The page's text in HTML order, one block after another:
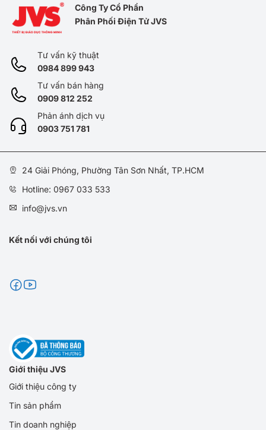
Công Ty Cổ Phần
Phân Phối Điện Tử JVS
Tư vấn kỹ thuật
0984 899 943
Tư vấn bán hàng
0909 812 252
Phản ánh dịch vụ
0903 751 781
24 Giải Phóng, Phường Tân Sơn Nhất, TP.HCM
Hotline: 0967 033 533
info@jvs.vn
Kết nối với chúng tôi
Giới thiệu JVS
Giới thiệu công ty
Tin sản phẩm
Tin doanh nghiệp